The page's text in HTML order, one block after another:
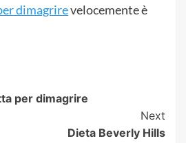
dimagrirevelocemente è
per dimagrire
Next
Dieta Beverly Hills